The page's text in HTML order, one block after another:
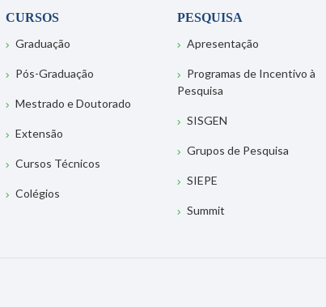
CURSOS
Graduação
Pós-Graduação
Mestrado e Doutorado
Extensão
Cursos Técnicos
Colégios
PESQUISA
Apresentação
Programas de Incentivo à
Pesquisa
SISGEN
Grupos de Pesquisa
SIEPE
Summit